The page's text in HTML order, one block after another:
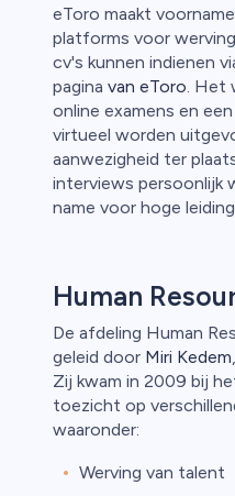
eToro maakt
platforms voor
cv's kunnen indienen
pagina van eToro. Het
online examens en
virtueel worden
aanwezigheid ter
interviews persoonlijk
name voor hoge
Human
De afdeling Human
geleid door Miri Kedem
Zij kwam in 2009 bij
toezicht op
waaronder:
Werving van talent